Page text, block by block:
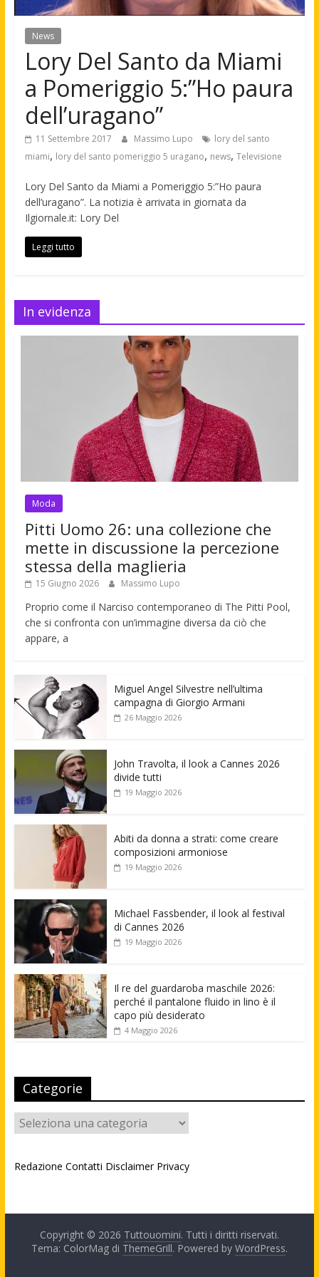
News
Lory Del Santo da Miami
a Pomeriggio 5:”Ho paura
dell’uragano”
11 Settembre 2017 Massimo Lupo
lory del santo
miami, lory del santo pomeriggio 5 uragano, news, Televisione
Lory Del Santo da Miami a Pomeriggio 5:”Ho paura
dell’uragano”. La notizia è arrivata in giornata da
Ilgiornale.it: Lory Del
Leggi tutto
In evidenza
Moda
Pitti Uomo 26: una collezione che
mette in discussione la percezione
stessa della maglieria
15 Giugno 2026 Massimo Lupo
Proprio come il Narciso contemporaneo di The Pitti Pool,
che si confronta con un’immagine diversa da ciò che
appare, a
Miguel Angel Silvestre nell’ultima
campagna di Giorgio Armani
26 Maggio 2026
John Travolta, il look a Cannes 2026
divide tutti
19 Maggio 2026
Abiti da donna a strati: come creare
composizioni armoniose
19 Maggio 2026
Michael Fassbender, il look al festival
di Cannes 2026
19 Maggio 2026
Il re del guardaroba maschile 2026:
perché il pantalone fluido in lino è il
capo più desiderato
4 Maggio 2026
Categorie
Categorie
Redazione Contatti Disclaimer Privacy
Copyright © 2026 Tuttouomini. Tutti i diritti riservati.
Tema: ColorMag di ThemeGrill. Powered by WordPress.